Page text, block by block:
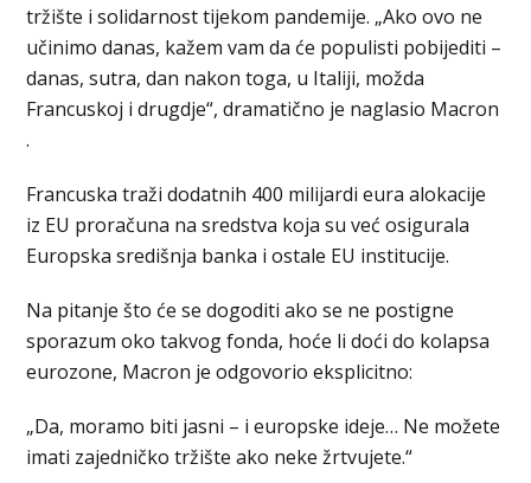
tržište i solidarnost tijekom pandemije. „Ako ovo ne
učinimo danas, kažem vam da će populisti pobijediti –
danas, sutra, dan nakon toga, u Italiji, možda
Francuskoj i drugdje“, dramatično je naglasio Macron
.
Francuska traži dodatnih 400 milijardi eura alokacije
iz EU proračuna na sredstva koja su već osigurala
Europska središnja banka i ostale EU institucije.
Na pitanje što će se dogoditi ako se ne postigne
sporazum oko takvog fonda, hoće li doći do kolapsa
eurozone, Macron je odgovorio eksplicitno:
„Da, moramo biti jasni – i europske ideje… Ne možete
imati zajedničko tržište ako neke žrtvujete.“